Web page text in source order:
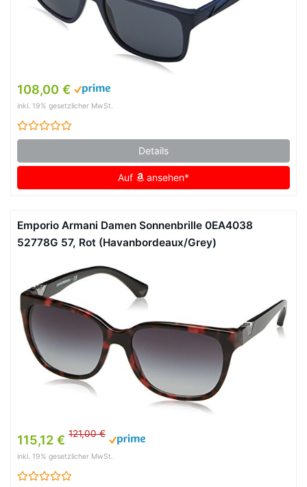
108,00 €
inkl. 19% gesetzlicher MwSt.
Details
Auf ansehen*
Emporio Armani Damen Sonnenbrille 0EA4038
52778G 57, Rot (Havanbordeaux/Grey)
115,12 € 121,00 €
inkl. 19% gesetzlicher MwSt.